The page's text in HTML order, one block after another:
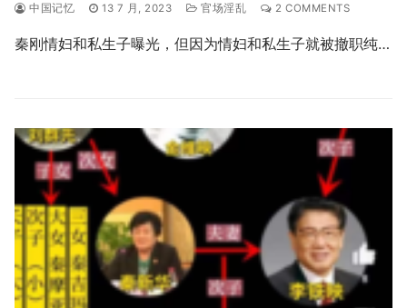
中国记忆 13 7 月, 2023 官场淫乱 2 COMMENTS
秦刚情妇和私生子曝光，但因为情妇和私生子就被撤职纯…